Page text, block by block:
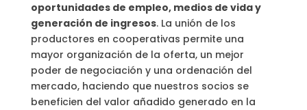
oportunidades de empleo, medios de vida y
generación de ingresos. La unión de los
productores en cooperativas permite una
mayor organización de la oferta, un mejor
poder de negociación y una ordenación del
mercado, haciendo que nuestros socios se
beneficien del valor añadido generado en la